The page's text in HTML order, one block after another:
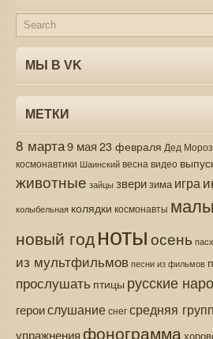
МЫ В VK
МЕТКИ
8 марта9 мая 23 февраля Дед Мороз
космонавтики Шаинскийвесна видео
животные зайцы зверизима игра
колыбельная колядки космонавты
новый годнотыосень
из мультфильмов песни из фильмов
прослушать птицы русские
героислушаниеснегсредняя
упражнения фонограмма